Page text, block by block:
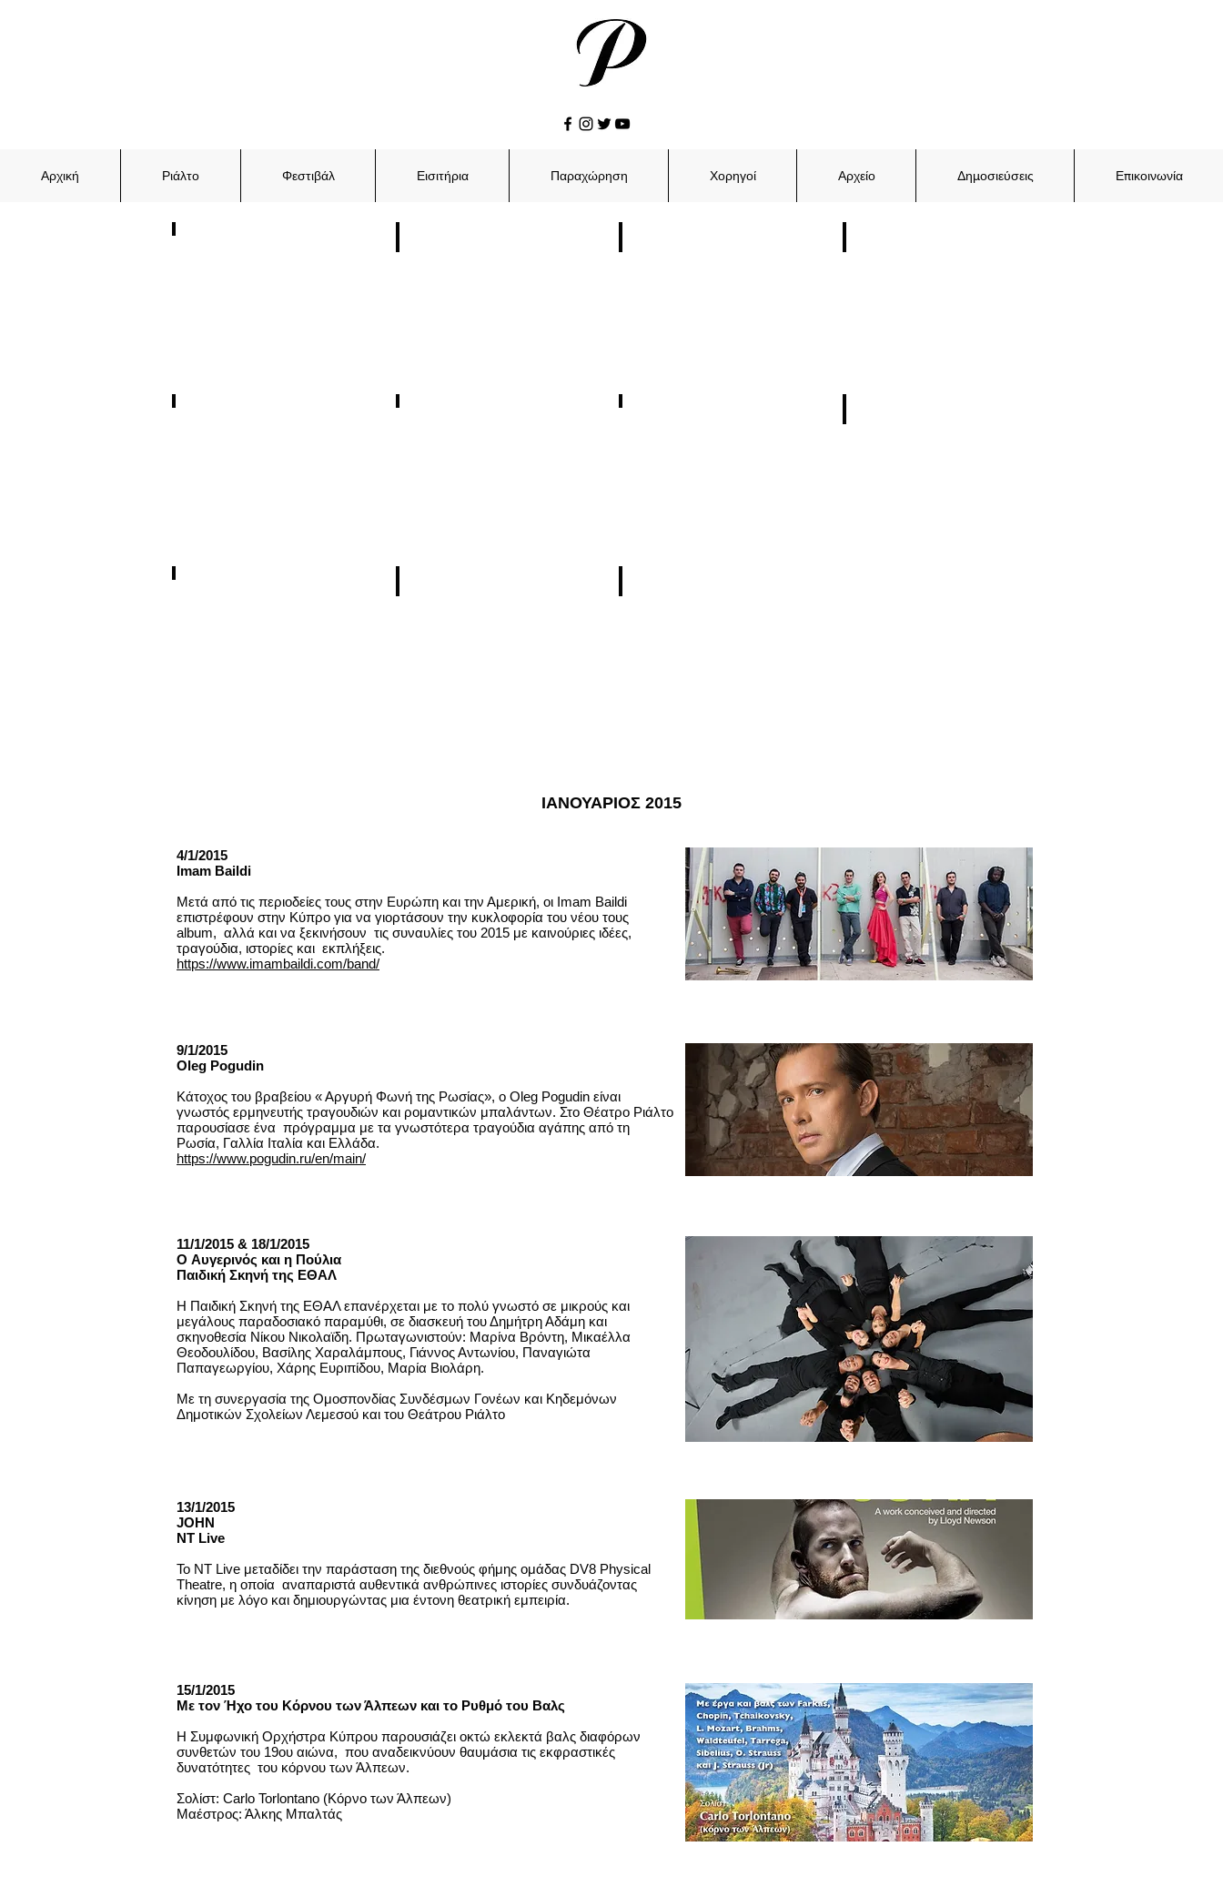
Αρχική Ριάλτο Φεστιβάλ Εισιτήρια Παραχώρηση Χορηγοί Αρχείο Δημοσιεύσεις Επικοινωνία
ΙΑΝΟΥΑΡΙΟΣ 2015
4/1/2015
Imam Baildi
Μετά από τις περιοδείες τους στην Ευρώπη και την Αμερική, οι Imam Baildi
επιστρέφουν στην Κύπρο για να γιορτάσουν την κυκλοφορία του νέου τους
album, αλλά και να ξεκινήσουν τις συναυλίες του 2015 με καινούριες ιδέες,
τραγούδια, ιστορίες και εκπλήξεις.
https://www.imambaildi.com/band/
9/1/2015
Οleg Pogudin
Kάτοχος του βραβείου « Αργυρή Φωνή της Ρωσίας», o Οleg Pogudin είναι
γνωστός ερμηνευτής τραγουδιών και ρομαντικών μπαλάντων. Στο Θέατρο Ριάλτο
παρουσίασε ένα πρόγραμμα με τα γνωστότερα τραγούδια αγάπης από τη
Ρωσία, Γαλλία Ιταλία και Ελλάδα.
https://www.pogudin.ru/en/main/
11/1/2015 & 18/1/2015
O Aυγερινός και η Πούλια
Παιδική Σκηνή της ΕΘΑΛ
Η Παιδική Σκηνή της ΕΘΑΛ επανέρχεται με το πολύ γνωστό σε μικρούς και
μεγάλους παραδοσιακό παραμύθι, σε διασκευή του Δημήτρη Αδάμη και
σκηνοθεσία Νίκου Νικολαϊδη. Πρωταγωνιστούν: Μαρίνα Βρόντη, Μικαέλλα
Θεοδουλίδου, Βασίλης Χαραλάμπους, Γιάννος Αντωνίου, Παναγιώτα
Παπαγεωργίου, Χάρης Ευριπίδου, Μαρία Βιολάρη.
Με τη συνεργασία της Ομοσπονδίας Συνδέσμων Γονέων και Κηδεμόνων
Δημοτικών Σχολείων Λεμεσού και του Θεάτρου Ριάλτο
13/1/2015
JOHN
ΝΤ Live
Το ΝΤ Live μεταδίδει την παράσταση της διεθνούς φήμης ομάδας DV8 Physical
Theatre, η οποία αναπαριστά αυθεντικά ανθρώπινες ιστορίες συνδυάζοντας
κίνηση με λόγο και δημιουργώντας μια έντονη θεατρική εμπειρία.
15/1/2015
Με τον Ήχο του Κόρνου των Άλπεων και το Ρυθμό του Βαλς
Η Συμφωνική Ορχήστρα Κύπρου παρουσιάζει οκτώ εκλεκτά βαλς διαφόρων
συνθετών του 19ου αιώνα, που αναδεικνύουν θαυμάσια τις εκφραστικές
δυνατότητες του κόρνου των Άλπεων.
Σολίστ: Carlo Torlontano (Κόρνο των Άλπεων)
Μαέστρος: Άλκης Μπαλτάς